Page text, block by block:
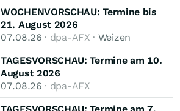
WOCHENVORSCHAU: Termine bis
21. August 2026
07.08.26 · dpa-AFX · Weizen
TAGESVORSCHAU: Termine am 10.
August 2026
07.08.26 · dpa-AFX
TAGESVORSCHAU: Termine am 7.